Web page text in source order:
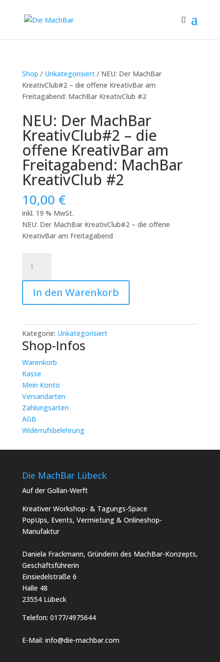
Shop / Unkategorisiert/ NEU: Der MachBar
KreativClub#2 – die offene KreativBar am
Freitagabend: MachBar KreativClub #2
NEU: Der MachBar
KreativClub#2 – die
offene KreativBar am
Freitagabend: MachBar
KreativClub #2
10,00 €
inkl. 19 % MwSt.
NEU: Der MachBar KreativClub#2 – die offene
KreativBar am Freitagabend
Der
MachBar
KreativClub#2
–
offene
KreativBar
am
Freitagabend:
MachBar
KreativClub
#2
Menge
In den Warenkorb
Kategorie: Unkategorisiert
Shop-Infos
Warenkorb
Kasse
Mein Konto
Versandarten
Zahlungsarten
AGB
Widerrufsbelehrung
Die MachBar Lübeck
Auf der Gollan-Werft
Kreativer Workshop- & Tagungs-Space
PopUps, Events, Vermietung & Onlineshop-
Manufaktur
Daniela Frackmann, Gründerin des MachBar-Konzepts,
Geschäftsführerin
Einsiedelstraße 6
Halle 48
23554 Lübeck
Telefon: 0177/4975644
E-Mail: info@die-machbar.com